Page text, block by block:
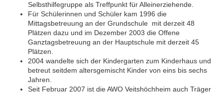
Selbsthilfegruppe als Treffpunkt für Alleinerziehende.
Für Schülerinnen und Schüler kam 1996 die
Mittagsbetreuung an der Grundschule mit derzeit 48
Plätzen dazu und im Dezember 2003 die Offene
Ganztagsbetreuung an der Hauptschule mit derzeit 45
Plätzen.
2004 wandelte sich der Kindergarten zum Kinderhaus und
betreut seitdem altersgemischt Kinder von eins bis sechs
Jahren.
Seit Februar 2007 ist die AWO Veitshöchheim auch Träger